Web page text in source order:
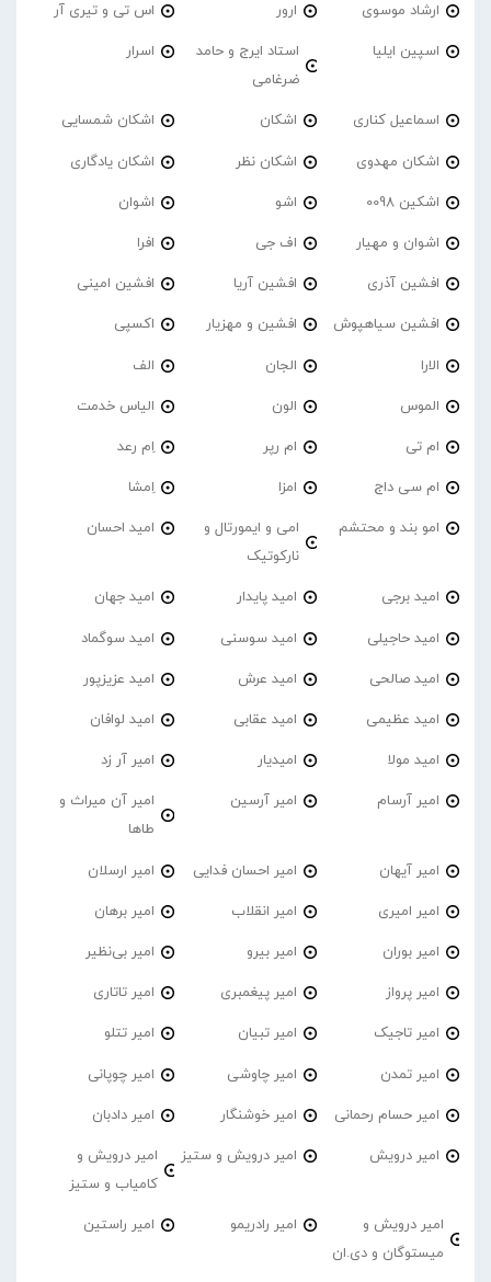
ارشاد موسوی ارور اس تی و تیری آر
اسپین ایلیا
استاد ایرج و حامد
ضرغامی
اسرار
اسماعیل کناری اشکان اشکان شمسایی
اشکان مهدوی اشکان نظر اشکان یادگاری
اشکین 0098 اشو اشوان
اشوان و مهیار اف جی افرا
افشین آذری افشین آریا افشین امینی
افشین سیاهپوش افشین و مهزیار اکسپی
الارا الجان الف
الموس الون الیاس خدمت
ام تی ام رپر اِم رعد
ام سی داج امزا اِمشا
امو بند و محتشم
امی و ایمورتال و
نارکوتیک
امید احسان
امید برجی امید پایدار امید جهان
امید حاجیلی امید سوسنی امید سوگماد
امید صالحی امید عرش امید عزیزپور
امید عظیمی امید عقابی امید لوافان
امید مولا امیدیار امیر آر زد
امیر آرسام امیر آرسین
امیر آن میراث و
طاها
امیر آیهان امیر احسان فدایی امیر ارسلان
امیر امیری امیر انقلاب امیر برهان
امیر‌ بوران امیر بیرو امیر بی‌نظیر
امیر پرواز امیر پیغمبری امیر تاتاری
امیر تاجیک امیر تبیان امیر تتلو
امیر تمدن امیر چاوشی امیر چوپانی
امیر حسام رحمانی امیر خوشنگار امیر دادبان
امیر درویش امیر درویش و ستیز
امیر درویش و
کامیاب و ستیز
امیر درویش و
میستوگان و دی.ان
امیر رادریمو امیر راستین